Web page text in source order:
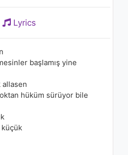
Lyrics
başlamış yine
allasen
hüküm sürüyor bile
küçük